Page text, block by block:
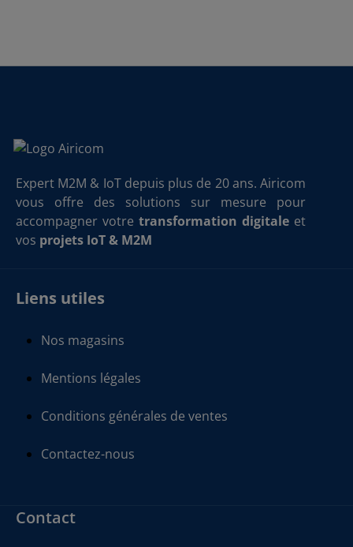
Expert M2M & IoT depuis plus de 20 ans. Airicom
vous offre des solutions sur mesure pour
accompagner votre transformation digitale et
vos projets IoT & M2M
Liens utiles
Nos magasins
Mentions légales
Conditions générales de ventes
Contactez-nous
Contact